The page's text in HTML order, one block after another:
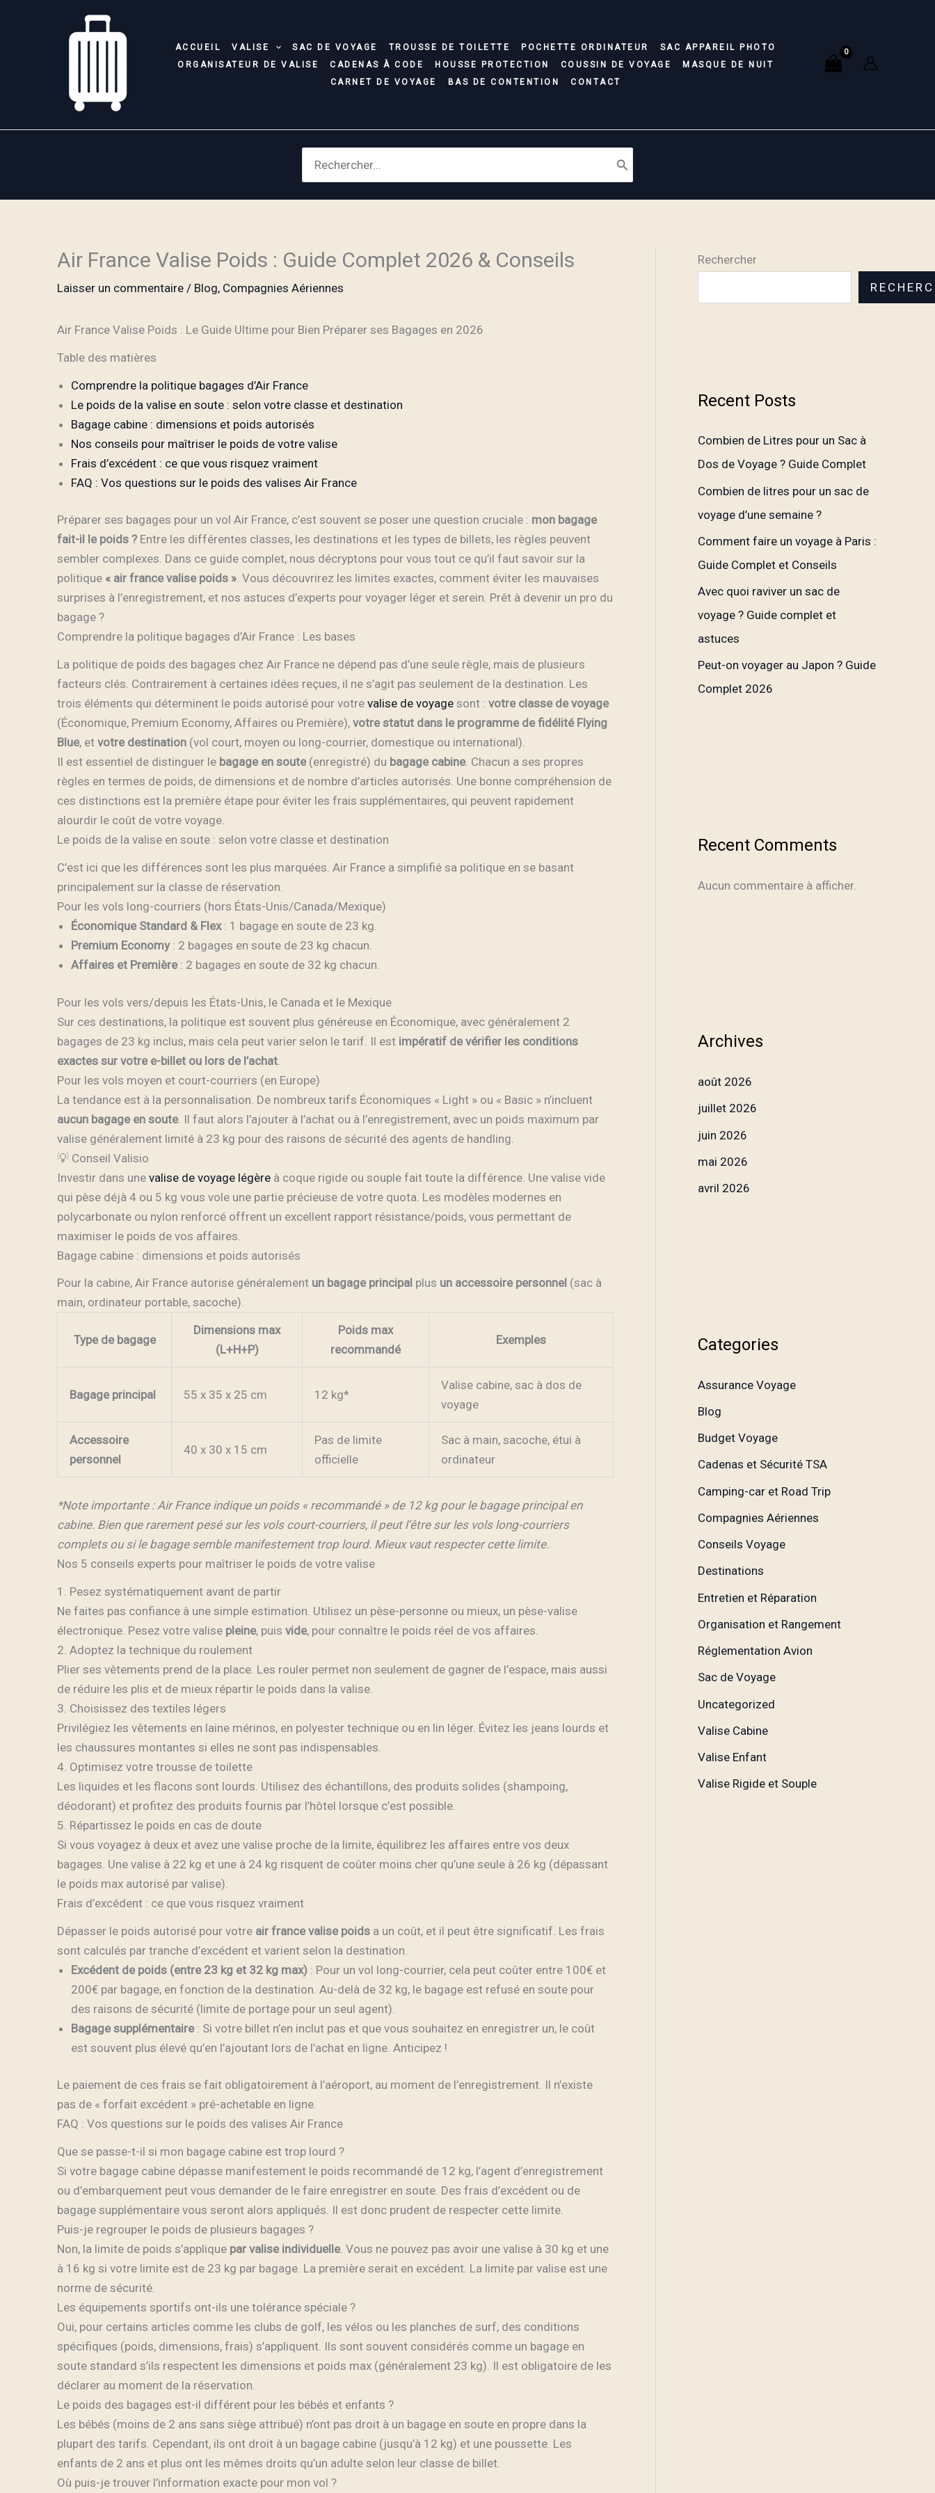
ACCUEIL VALISE SAC DE VOYAGE TROUSSE DE TOILETTE POCHETTE ORDINATEUR
SAC APPAREIL PHOTO
ORGANISATEUR DE VALISE
CADENAS À CODE HOUSSE PROTECTION COUSSIN DE VOYAGE
MASQUE DE NUIT
CARNET DE VOYAGE
BAS DE CONTENTION CONTACT
Search
for:
Air France Valise Poids : Guide Complet 2026 & Conseils
Laisser un commentaire / Blog, Compagnies Aériennes
Air France Valise Poids : Le Guide Ultime pour Bien Préparer ses Bagages en 2026
Table des matières
Comprendre la politique bagages d’Air France
Le poids de la valise en soute : selon votre classe et destination
Bagage cabine : dimensions et poids autorisés
Nos conseils pour maîtriser le poids de votre valise
Frais d’excédent : ce que vous risquez vraiment
FAQ : Vos questions sur le poids des valises Air France
Préparer ses bagages pour un vol Air France, c’est souvent se poser une question cruciale : mon bagage
fait-il le poids ? Entre les différentes classes, les destinations et les types de billets, les règles peuvent
sembler complexes. Dans ce guide complet, nous décryptons pour vous tout ce qu’il faut savoir sur la
politique « air france valise poids ». Vous découvrirez les limites exactes, comment éviter les mauvaises
surprises à l’enregistrement, et nos astuces d’experts pour voyager léger et serein. Prêt à devenir un pro du
bagage ?
Comprendre la politique bagages d’Air France : Les bases
La politique de poids des bagages chez Air France ne dépend pas d’une seule règle, mais de plusieurs
facteurs clés. Contrairement à certaines idées reçues, il ne s’agit pas seulement de la destination. Les
trois éléments qui déterminent le poids autorisé pour votre valise de voyage sont : votre classe de voyage
(Économique, Premium Economy, Affaires ou Première), votre statut dans le programme de fidélité Flying
Blue, et votre destination (vol court, moyen ou long-courrier, domestique ou international).
Il est essentiel de distinguer le bagage en soute(enregistré) du bagage cabine. Chacun a ses propres
règles en termes de poids, de dimensions et de nombre d’articles autorisés. Une bonne compréhension de
ces distinctions est la première étape pour éviter les frais supplémentaires, qui peuvent rapidement
alourdir le coût de votre voyage.
Le poids de la valise en soute : selon votre classe et destination
C’est ici que les différences sont les plus marquées. Air France a simplifié sa politique en se basant
principalement sur la classe de réservation.
Pour les vols long-courriers (hors États-Unis/Canada/Mexique)
Économique Standard & Flex: 1 bagage en soute de 23 kg.
Premium Economy: 2 bagages en soute de 23 kg chacun.
Affaires et Première: 2 bagages en soute de 32 kg chacun.
Pour les vols vers/depuis les États-Unis, le Canada et le Mexique
Sur ces destinations, la politique est souvent plus généreuse en Économique, avec généralement 2
bagages de 23 kg inclus, mais cela peut varier selon le tarif. Il est impératif de vérifier les conditions
exactes sur votre e-billet ou lors de l’achat
Pour les vols moyen et court-courriers (en Europe)
La tendance est à la personnalisation. De nombreux tarifs Économiques « Light » ou « Basic » n’incluent
aucun bagage en soute. Il faut alors l’ajouter à l’achat ou à l’enregistrement, avec un poids maximum par
valise généralement limité à 23 kg pour des raisons de sécurité des agents de handling.
💡 Conseil Valisio
Investir dans une valise de voyage légère à coque rigide ou souple fait toute la différence. Une valise vide
qui pèse déjà 4 ou 5 kg vous vole une partie précieuse de votre quota. Les modèles modernes en
polycarbonate ou nylon renforcé offrent un excellent rapport résistance/poids, vous permettant de
maximiser le poids de vos affaires.
Bagage cabine : dimensions et poids autorisés
Pour la cabine, Air France autorise généralement un bagage principal plus un accessoire personnel (sac à
main, ordinateur portable, sacoche).
Type de bagage
Dimensions max
(L+H+P)
Poids max
recommandé
Exemples
Bagage principal 55 x 35 x 25 cm 12 kg*
Valise cabine, sac à dos de
voyage
Accessoire
personnel
40 x 30 x 15 cm
Pas de limite
officielle
Sac à main, sacoche, étui à
ordinateur
*Note importante : Air France indique un poids « recommandé » de 12 kg pour le bagage principal en
cabine. Bien que rarement pesé sur les vols court-courriers, il peut l’être sur les vols long-courriers
complets ou si le bagage semble manifestement trop lourd. Mieux vaut respecter cette limite.
Nos 5 conseils experts pour maîtriser le poids de votre valise
1. Pesez systématiquement avant de partir
Ne faites pas confiance à une simple estimation. Utilisez un pèse-personne ou mieux, un pèse-valise
électronique. Pesez votre valise pleine, puis vide, pour connaître le poids réel de vos affaires.
2. Adoptez la technique du roulement
Plier ses vêtements prend de la place. Les rouler permet non seulement de gagner de l’espace, mais aussi
de réduire les plis et de mieux répartir le poids dans la valise.
3. Choisissez des textiles légers
Privilégiez les vêtements en laine mérinos, en polyester technique ou en lin léger. Évitez les jeans lourds et
les chaussures montantes si elles ne sont pas indispensables.
4. Optimisez votre trousse de toilette
Les liquides et les flacons sont lourds. Utilisez des échantillons, des produits solides (shampoing,
déodorant) et profitez des produits fournis par l’hôtel lorsque c’est possible.
5. Répartissez le poids en cas de doute
Si vous voyagez à deux et avez une valise proche de la limite, équilibrez les affaires entre vos deux
bagages. Une valise à 22 kg et une à 24 kg risquent de coûter moins cher qu’une seule à 26 kg (dépassant
le poids max autorisé par valise).
Frais d’excédent : ce que vous risquez vraiment
Dépasser le poids autorisé pour votre air france valise poids a un coût, et il peut être significatif. Les frais
sont calculés par tranche d’excédent et varient selon la destination.
Excédent de poids (entre 23 kg et 32 kg max) : Pour un vol long-courrier, cela peut coûter entre 100€ et
200€ par bagage, en fonction de la destination. Au-delà de 32 kg, le bagage est refusé en soute pour
des raisons de sécurité (limite de portage pour un seul agent).
Bagage supplémentaire: Si votre billet n’en inclut pas et que vous souhaitez en enregistrer un, le coût
est souvent plus élevé qu’en l’ajoutant lors de l’achat en ligne. Anticipez !
Le paiement de ces frais se fait obligatoirement à l’aéroport, au moment de l’enregistrement. Il n’existe
pas de « forfait excédent » pré-achetable en ligne.
FAQ : Vos questions sur le poids des valises Air France
Que se passe-t-il si mon bagage cabine est trop lourd ?
Si votre bagage cabine dépasse manifestement le poids recommandé de 12 kg, l’agent d’enregistrement
ou d’embarquement peut vous demander de le faire enregistrer en soute. Des frais d’excédent ou de
bagage supplémentaire vous seront alors appliqués. Il est donc prudent de respecter cette limite.
Puis-je regrouper le poids de plusieurs bagages ?
Non, la limite de poids s’applique par valise individuelle. Vous ne pouvez pas avoir une valise à 30 kg et une
à 16 kg si votre limite est de 23 kg par bagage. La première serait en excédent. La limite par valise est une
norme de sécurité.
Les équipements sportifs ont-ils une tolérance spéciale ?
Oui, pour certains articles comme les clubs de golf, les vélos ou les planches de surf, des conditions
spécifiques (poids, dimensions, frais) s’appliquent. Ils sont souvent considérés comme un bagage en
soute standard s’ils respectent les dimensions et poids max (généralement 23 kg). Il est obligatoire de les
déclarer au moment de la réservation.
Le poids des bagages est-il différent pour les bébés et enfants ?
Les bébés (moins de 2 ans sans siège attribué) n’ont pas droit à un bagage en soute en propre dans la
plupart des tarifs. Cependant, ils ont droit à un bagage cabine (jusqu’à 12 kg) et une poussette. Les
enfants de 2 ans et plus ont les mêmes droits qu’un adulte selon leur classe de billet.
Où puis-je trouver l’information exacte pour mon vol ?
Rechercher
Recent Posts
Combien de Litres pour un Sac à
Dos de Voyage ? Guide Complet
Combien de litres pour un sac de
voyage d’une semaine ?
Comment faire un voyage à Paris :
Guide Complet et Conseils
Avec quoi raviver un sac de
voyage ? Guide complet et
astuces
Peut-on voyager au Japon ? Guide
Complet 2026
Recent Comments
Aucun commentaire à afficher.
Archives
août 2026
juillet 2026
juin 2026
mai 2026
avril 2026
Categories
Assurance Voyage
Blog
Budget Voyage
Cadenas et Sécurité TSA
Camping-car et Road Trip
Compagnies Aériennes
Conseils Voyage
Destinations
Entretien et Réparation
Organisation et Rangement
Réglementation Avion
Sac de Voyage
Uncategorized
Valise Cabine
Valise Enfant
Valise Rigide et Souple